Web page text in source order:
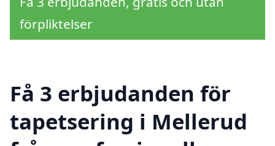
förpliktelser
Få 3 erbjudanden för
tapetsering i Mellerud